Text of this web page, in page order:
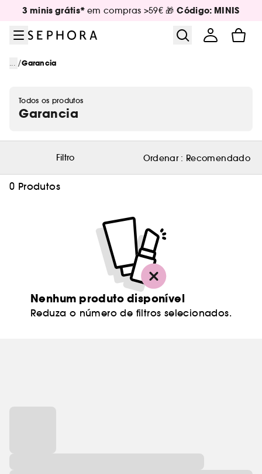
Ir para o menu
Ir para o conteúdo principal
Ir para o rodapé
3 minis grátis* em compras >59€ 🎁Código: MINIS
... /Garancia
Todos os produtos
Garancia
Filtro Ordenar : Recomendado
0 Produtos
Nenhum produto disponível
Reduza o número de filtros selecionados.